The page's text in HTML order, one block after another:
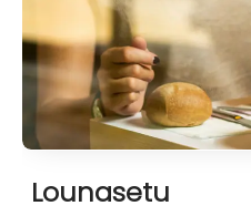
Lounasetu